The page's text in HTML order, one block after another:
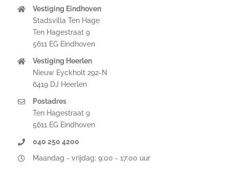
Vestiging Eindhoven
Stadsvilla Ten Hage
Ten Hagestraat 9
5611 EG Eindhoven
Vestiging Heerlen
Nieuw Eyckholt 292-N
6419 DJ Heerlen
Postadres
Ten Hagestraat 9
5611 EG Eindhoven
040 250 4200
Maandag - vrijdag: 9:00 - 17:00 uur